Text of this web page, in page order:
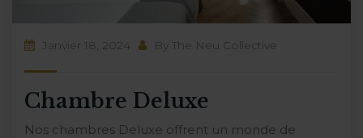
Janvier 18, 2024 By The Neu Collective
Chambre Deluxe
Nos chambres Deluxe offrent un monde de